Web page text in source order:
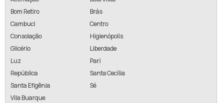
Bom Retiro
Brás
Cambuci
Centro
Consolação
Higienópolis
Glicério
Liberdade
Luz
Pari
República
Santa Cecília
Santa Efigênia
Sé
Vila Buarque